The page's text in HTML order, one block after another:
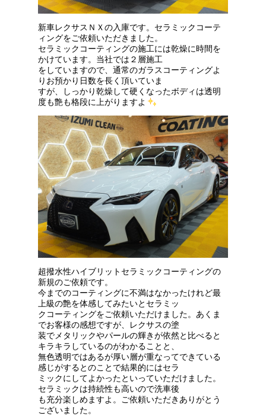
新車レクサスＮＸの入庫です。セラミックコーテ
ィングをご依頼いただきました。
セラミックコーティングの施工には乾燥に時間を
かけています。当社では２層施工
をしていますので、通常のガラスコーティングよ
りお預かり日数を長く頂いていま
すが、しっかり乾燥して硬くなったボディは透明
度も艶も格段に上がりますよ
超撥水性ハイブリットセラミックコーティングの
新規のご依頼です。
今までのコーティングに不満はなかったけれど最
上級の艶を体感してみたいとセラミッ
クコーティングをご依頼いただけました。あくま
でお客様の感想ですが、レクサスの塗
装でメタリックやパールの輝きが依然と比べると
キラキラしているのがわかることと、
無色透明ではあるが厚い層が重なってできている
感じがするとのことで結果的にはセラ
ミックにしてよかったといっていただけました。
セラミックは持続性も高いので洗車後
も充分楽しめますよ。ご依頼いただきありがとう
ございました。